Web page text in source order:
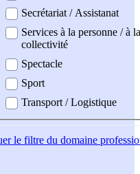
Secrétariat / Assistanat
Services à la personne / à la
collectivité
Spectacle
Sport
Transport / Logistique
le filtre du domaine